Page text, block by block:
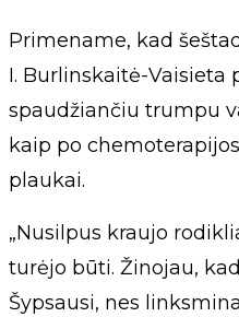
Primename, kad
I. Burlinskaitė-Vaisieta
spaudžiančiu trumpu
kaip po
plaukai.
„Nusilpus kraujo
turėjo būti. Žinojau,
Šypsausi, nes